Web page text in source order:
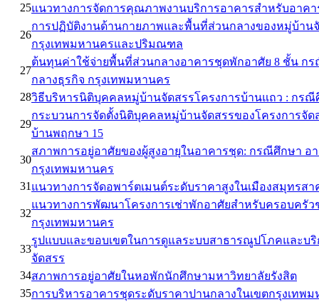
25แนวทางการจัดการคุณภาพงานบริการอาคารสำหรับอาคาร
26
การปฏิบัติงานด้านกายภาพและพื้นที่ส่วนกลางของหมู่บ้าน
กรุงเทพมหานครและปริมณฑล
27
ต้นทุนค่าใช้จ่ายพื้นที่ส่วนกลางอาคารชุดพักอาศัย 8 ชั้น ก
กลางธุรกิจ กรุงเทพมหานคร
28วิธีบริหารนิติบุคคลหมู่บ้านจัดสรรโครงการบ้านแถว : กรณี
29
กระบวนการจัดตั้งนิติบุคคลหมู่บ้านจัดสรรของโครงการจั
บ้านพฤกษา 15
30
สภาพการอยู่อาศัยของผู้สูงอายุในอาคารชุด: กรณีศึกษา
กรุงเทพมหานคร
31 แนวทางการจัดอพาร์ตเมนต์ระดับราคาสูงในเมืองสมุทรส
32
แนวทางการพัฒนาโครงการเช่าพักอาศัยสำหรับครอบครั
กรุงเทพมหานคร
33
รูปแบบและขอบเขตในการดูแลระบบสาธารณูปโภคและ
จัดสรร
34สภาพการอยู่อาศัยในหอพักนักศึกษามหาวิทยาลัยรังสิต
35การบริหารอาคารชุดระดับราคาปานกลางในเขตกรุงเทพ